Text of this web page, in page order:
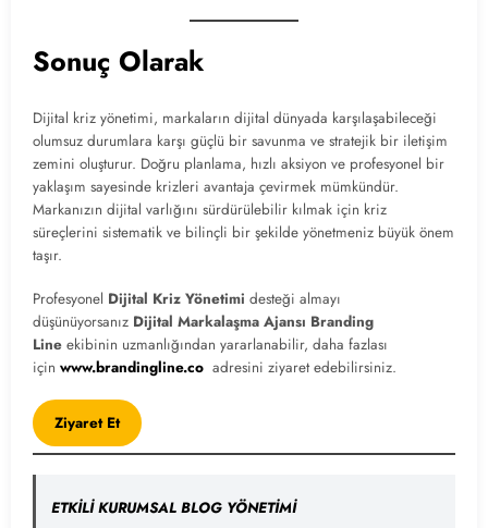
Sonuç Olarak
Dijital kriz yönetimi, markaların dijital dünyada karşılaşabileceği
olumsuz durumlara karşı güçlü bir savunma ve stratejik bir iletişim
zemini oluşturur. Doğru planlama, hızlı aksiyon ve profesyonel bir
yaklaşım sayesinde krizleri avantaja çevirmek mümkündür.
Markanızın dijital varlığını sürdürülebilir kılmak için kriz
süreçlerini sistematik ve bilinçli bir şekilde yönetmeniz büyük önem
taşır.
Profesyonel Dijital Kriz Yönetimi desteği almayı
düşünüyorsanız Dijital Markalaşma Ajansı Branding
Line ekibinin uzmanlığından yararlanabilir, daha fazlası
için www.brandingline.co adresini ziyaret edebilirsiniz.
Ziyaret Et
ETKİLİ KURUMSAL BLOG YÖNETİMİ